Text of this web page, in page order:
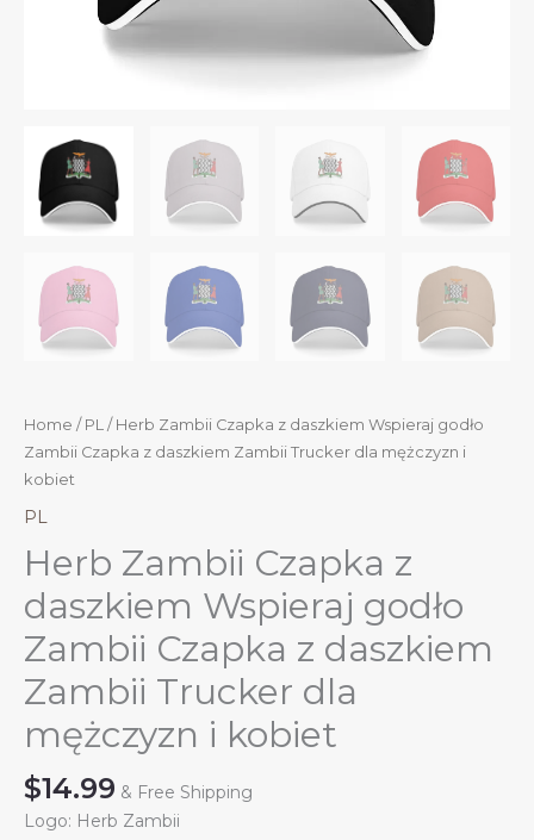
Home / PL / Herb Zambii Czapka z daszkiem Wspieraj godło
Zambii Czapka z daszkiem Zambii Trucker dla mężczyzn i
kobiet
PL
Herb Zambii Czapka z
daszkiem Wspieraj godło
Zambii Czapka z daszkiem
Zambii Trucker dla
mężczyzn i kobiet
$14.99 & Free Shipping
Logo: Herb Zambii